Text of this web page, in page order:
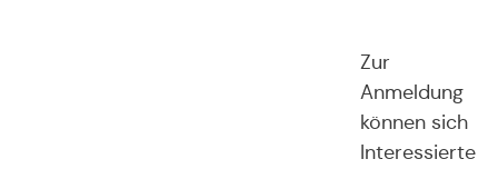
Zur
Anmeldung
können sich
Interessierte